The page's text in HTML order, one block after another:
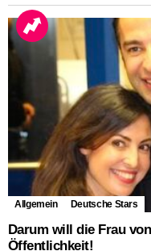
Allgemein Deutsche Stars
Darum will die Frau
Öffentlichkeit!